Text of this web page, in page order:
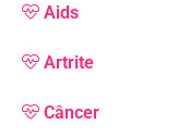
Aids
Artrite
Câncer